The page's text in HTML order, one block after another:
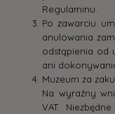
Regulaminu.
Po zawarciu
anulowania
odstąpienia od
ani
Muzeum za
Na wyraźny
VAT.